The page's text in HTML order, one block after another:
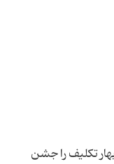
بهار تکلیف را جشن